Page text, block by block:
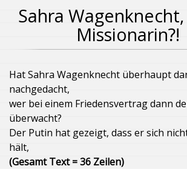
Sahra
Missionarin?!
Hat Sahra Wagenknecht überhaupt
nachgedacht,
wer bei einem Friedensvertrag dann
überwacht?
Der Putin hat gezeigt, dass er sich
hält,
(Gesamt Text = 36 Zeilen)